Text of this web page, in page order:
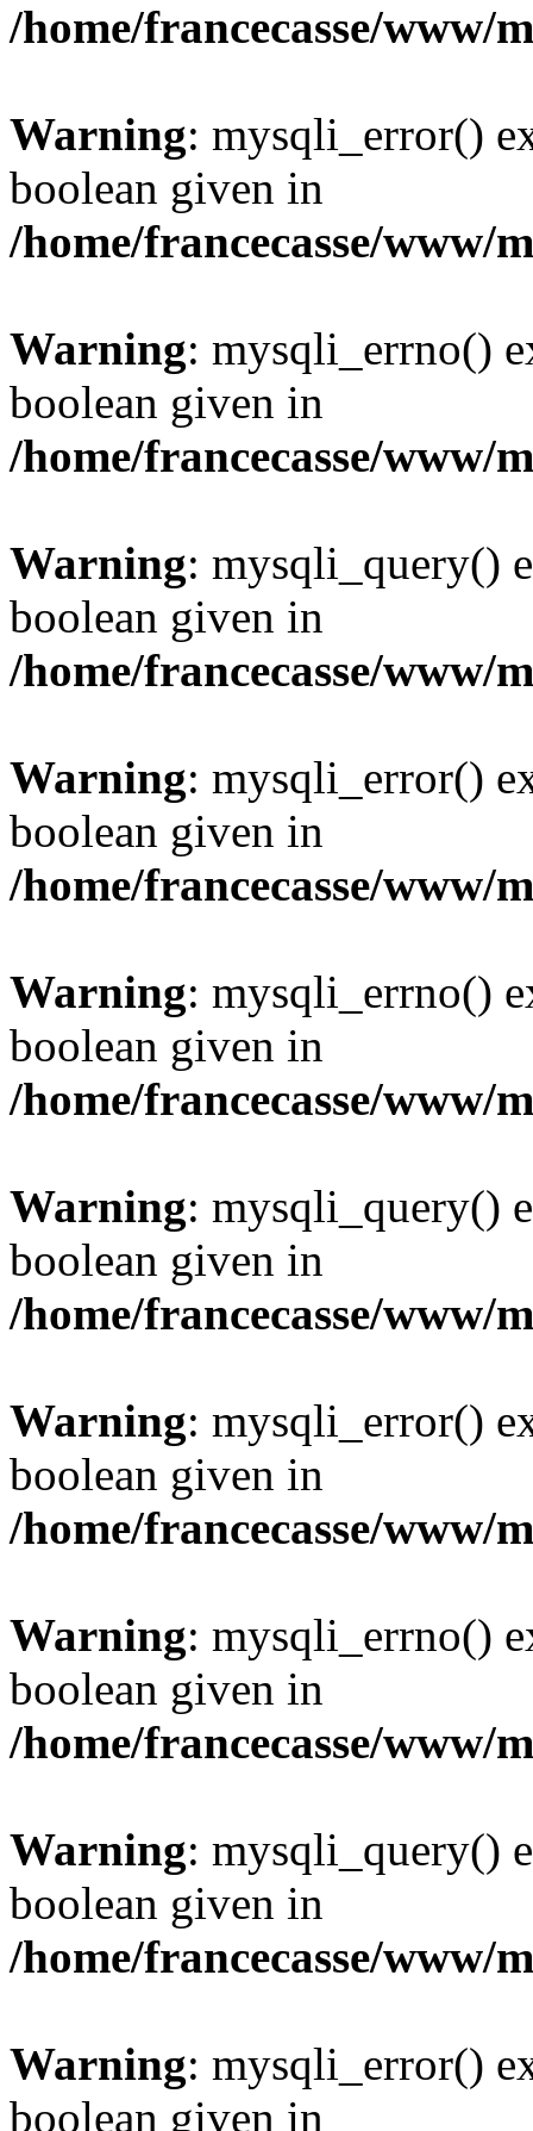
/home/francecasse/www/
Warning: mysqli_error()
boolean given in
/home/francecasse/www/
Warning: mysqli_errno()
boolean given in
/home/francecasse/www/
Warning: mysqli_query()
boolean given in
/home/francecasse/www/
Warning: mysqli_error()
boolean given in
/home/francecasse/www/
Warning: mysqli_errno()
boolean given in
/home/francecasse/www/
Warning: mysqli_query()
boolean given in
/home/francecasse/www/
Warning: mysqli_error()
boolean given in
/home/francecasse/www/
Warning: mysqli_errno()
boolean given in
/home/francecasse/www/
Warning: mysqli_query()
boolean given in
/home/francecasse/www/
Warning: mysqli_error()
boolean given in